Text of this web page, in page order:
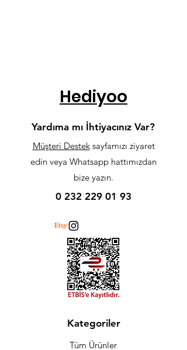
Hediyoo
Yardıma mı İhtiyacınız Var?
Müşteri Desteksayfamızı ziyaret
edin veya Whatsapp hattımızdan
bize yazın.
0 232 229 01 93
Kategoriler
Tüm Ürünler